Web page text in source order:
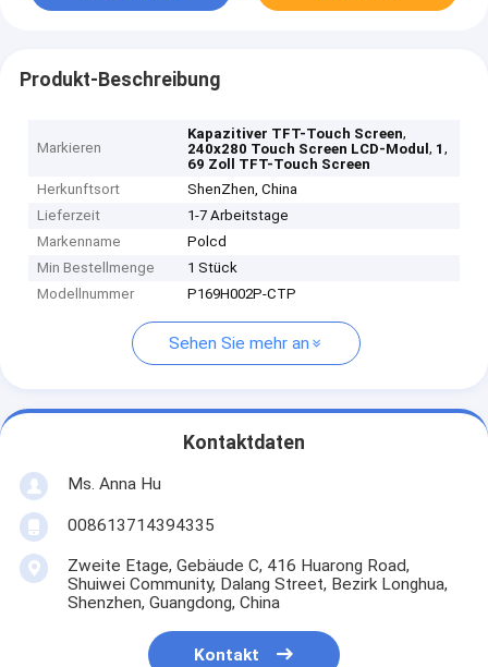
Produkt-Beschreibung
Markieren
Kapazitiver TFT-Touch Screen,
240x280 Touch Screen LCD-Modul, 1,
69 Zoll TFT-Touch Screen
Herkunftsort
ShenZhen, China
Lieferzeit
1-7 Arbeitstage
Markenname
Polcd
Min Bestellmenge
1 Stück
Modellnummer
P169H002P-CTP
Sehen Sie mehr an
Kontaktdaten
Ms. Anna Hu
008613714394335
Zweite Etage, Gebäude C, 416 Huarong Road,
Shuiwei Community, Dalang Street, Bezirk Longhua,
Shenzhen, Guangdong, China
Kontakt